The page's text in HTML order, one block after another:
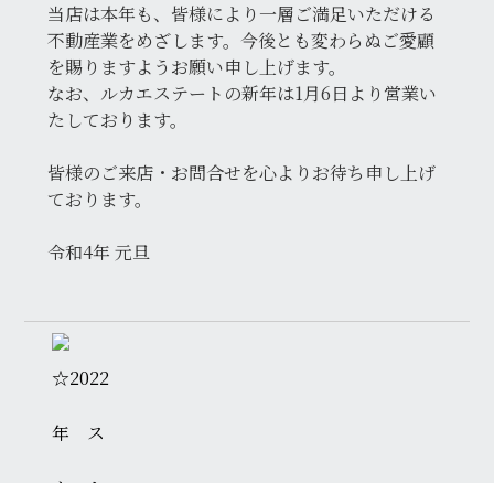
当店は本年も、皆様により一層ご満足いただける
不動産業をめざします。今後とも変わらぬご愛顧
を賜りますようお願い申し上げます。
なお、ルカエステートの新年は1月6日より営業い
たしております。
皆様のご来店・お問合せを心よりお待ち申し上げ
ております。
令和4年 元旦